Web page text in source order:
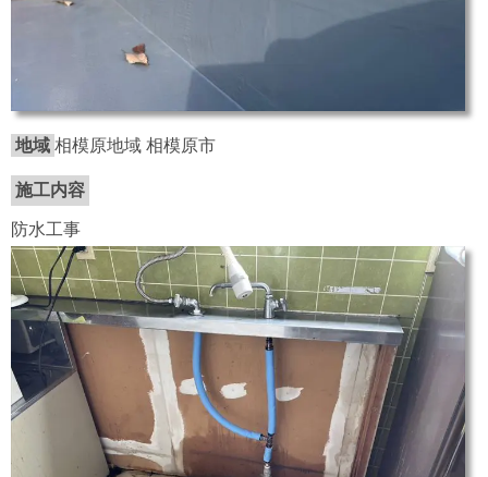
地域 相模原地域 相模原市
施工内容
防水工事